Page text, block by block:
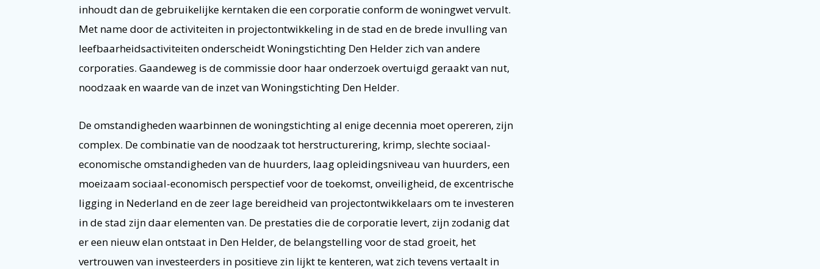
inhoudt dan de gebruikelijke kerntaken die een corporatie conform de woningwet vervult.
Met name door de activiteiten in projectontwikkeling in de stad en de brede invulling van
leefbaarheidsactiviteiten onderscheidt Woningstichting Den Helder zich van andere
corporaties. Gaandeweg is de commissie door haar onderzoek overtuigd geraakt van nut,
noodzaak en waarde van de inzet van Woningstichting Den Helder.
De omstandigheden waarbinnen de woningstichting al enige decennia moet opereren, zijn
complex. De combinatie van de noodzaak tot herstructurering, krimp, slechte sociaal-
economische omstandigheden van de huurders, laag opleidingsniveau van huurders, een
moeizaam sociaal-economisch perspectief voor de toekomst, onveiligheid, de excentrische
ligging in Nederland en de zeer lage bereidheid van projectontwikkelaars om te investeren
in de stad zijn daar elementen van. De prestaties die de corporatie levert, zijn zodanig dat
er een nieuw elan ontstaat in Den Helder, de belangstelling voor de stad groeit, het
vertrouwen van investeerders in positieve zin lijkt te kenteren, wat zich tevens vertaalt in